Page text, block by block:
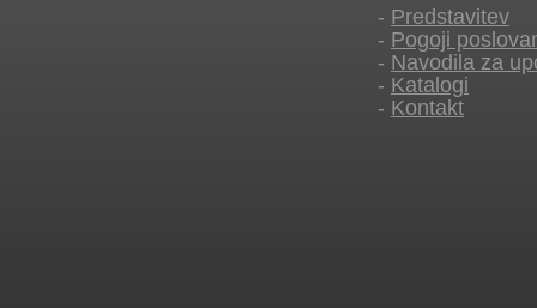
- Predstavitev
- Pogoji
- Navodila za
- Katalogi
- Kontakt